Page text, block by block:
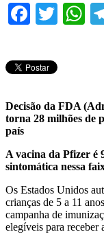
Decisão da FDA
torna 28 milhões de
país
A vacina da Pfizer é
sintomática nessa
Os Estados Unidos
crianças de 5 a 11
campanha de
elegíveis para receber